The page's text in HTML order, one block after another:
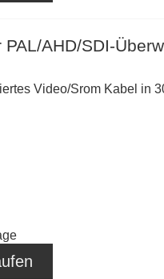
AHD/SDI-
Video/Srom Kabel in